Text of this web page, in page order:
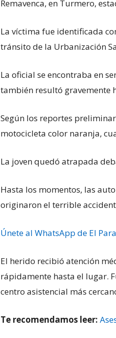
Remavenca, en Turmero,
La víctima fue identificada
tránsito de la Urbanización
La oficial se encontraba en
también resultó gravemente
Según los reportes
motocicleta color naranja,
La joven quedó atrapada
Hasta los momentos, las
originaron el terrible
Únete al WhatsApp de El
El herido recibió atención
rápidamente hasta el lugar.
centro asistencial más
Te recomendamos leer: